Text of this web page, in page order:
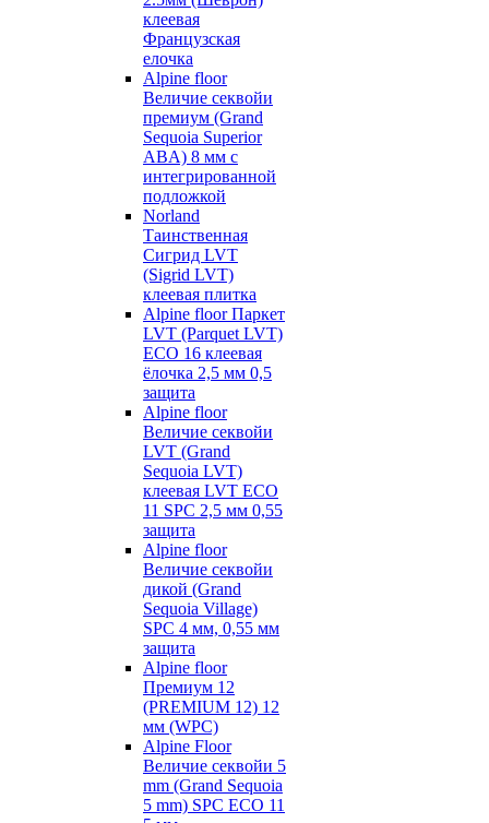
клеевая
Французская
елочка
Alpine floor
Величие секвойи
премиум (Grand
Sequoia Superior
ABA) 8 мм с
интегрированной
подложкой
Norland
Таинственная
Сигрид LVT
(Sigrid LVT)
клеевая плитка
Alpine floor Паркет
LVT (Parquet LVT)
ECO 16 клеевая
ёлочка 2,5 мм 0,5
защита
Alpine floor
Величие секвойи
LVT (Grand
Sequoia LVT)
клеевая LVT ECO
11 SPC 2,5 мм 0,55
защита
Alpine floor
Величие секвойи
дикой (Grand
Sequoia Village)
SPC 4 мм, 0,55 мм
защита
Alpine floor
Премиум 12
(PREMIUM 12) 12
мм (WPC)
Alpine Floor
Величие секвойи 5
mm (Grand Sequoia
5 mm) SPC ECO 11